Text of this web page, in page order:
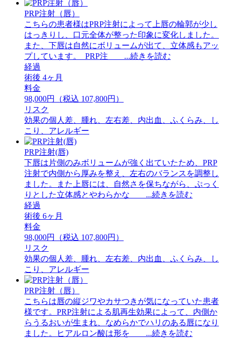
PRP注射（唇）
こちらの患者様はPRP注射によって上唇の輪郭が少し
はっきりし、口元全体が整った印象に変化しました。
また、下唇は自然にボリュームが出て、立体感もアッ
プしています。 ⁡ PRP注 ...続きを読む
経過
術後 4ヶ月
料金
98,000円（税込 107,800円）
リスク
効果の個人差、腫れ、左右差、内出血、ふくらみ、し
こり、アレルギー
PRP注射(唇)
下唇は片側のみボリュームが強く出ていたため、PRP
注射で内側から厚みを整え、左右のバランスを調整し
ました。また上唇には、自然さを保ちながら、ぷっく
りとした立体感とやわらかな ...続きを読む
経過
術後 6ヶ月
料金
98,000円（税込 107,800円）
リスク
効果の個人差、腫れ、左右差、内出血、ふくらみ、し
こり、アレルギー
PRP注射（唇）
こちらは唇の縦ジワやカサつきが気になっていた患者
様です。PRP注射による肌再生効果によって、内側か
らうるおいが生まれ、なめらかでハリのある唇になり
ました。ヒアルロン酸は形を ...続きを読む